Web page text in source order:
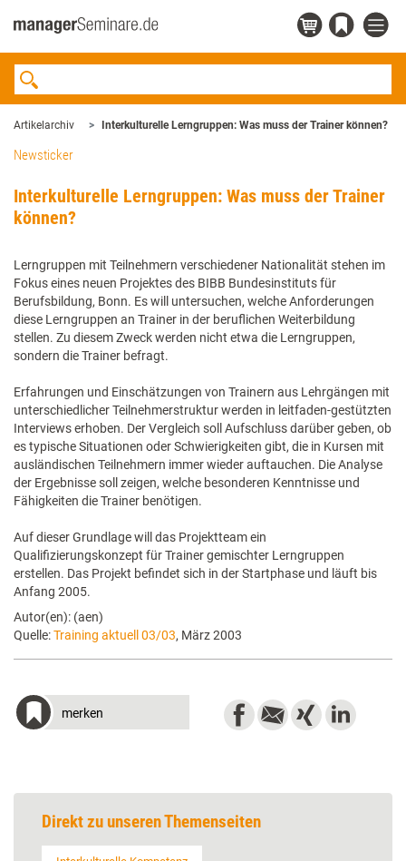
Artikelarchiv Interkulturelle Lerngruppen: Was muss der Trainer können?
Newsticker
Interkulturelle Lerngruppen: Was muss der Trainer
können?
Lerngruppen mit Teilnehmern verschiedener Nationalität stehen im
Fokus eines neuen Projektes des BIBB Bundesinstituts für
Berufsbildung, Bonn. Es will untersuchen, welche Anforderungen
diese Lerngruppen an Trainer in der beruflichen Weiterbildung
stellen. Zu diesem Zweck werden nicht etwa die Lerngruppen,
sondern die Trainer befragt.
Erfahrungen und Einschätzungen von Trainern aus Lehrgängen mit
unterschiedlicher Teilnehmerstruktur werden in leitfaden-gestützten
Interviews erhoben. Der Vergleich soll Aufschluss darüber geben, ob
es typische Situationen oder Schwierigkeiten gibt, die in Kursen mit
ausländischen Teilnehmern immer wieder auftauchen. Die Analyse
der Ergebnisse soll zeigen, welche besonderen Kenntnisse und
Fähigkeiten die Trainer benötigen.
Auf dieser Grundlage will das Projektteam ein
Qualifizierungskonzept für Trainer gemischter Lerngruppen
erstellen. Das Projekt befindet sich in der Startphase und läuft bis
Anfang 2005.
Autor(en): (aen)
Quelle:Training aktuell 03/03, März 2003
merken
Direkt zu unseren Themenseiten